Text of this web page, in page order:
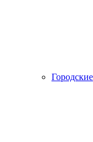
Городские